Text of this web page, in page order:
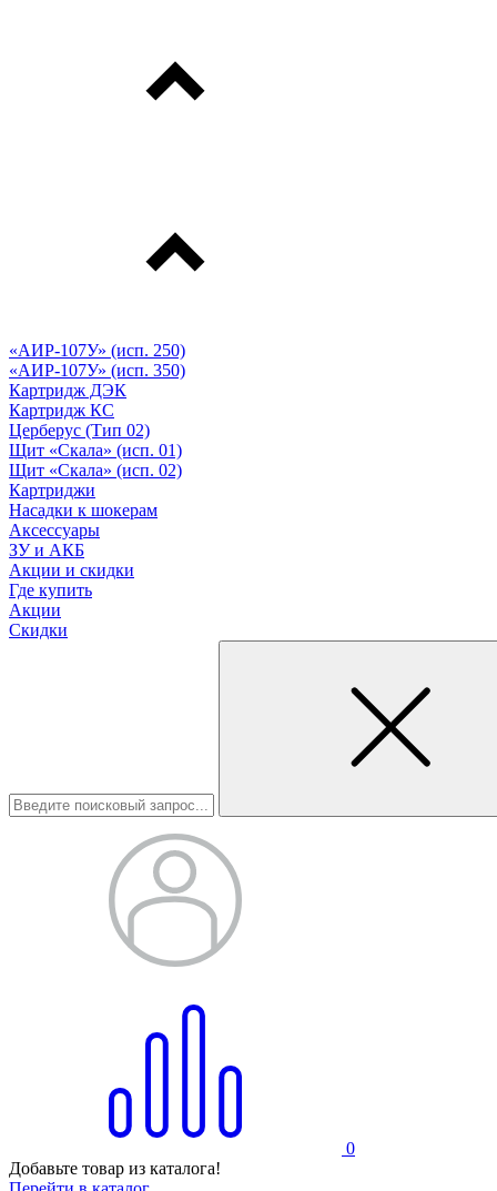
«АИР-107У» (исп. 250)
«АИР-107У» (исп. 350)
Картридж ДЭК
Картридж КС
Церберус (Тип 02)
Щит «Скала» (исп. 01)
Щит «Скала» (исп. 02)
Картриджи
Насадки к шокерам
Аксессуары
ЗУ и АКБ
Акции и скидки
Где купить
Акции
Скидки
0
Добавьте товар из каталога!